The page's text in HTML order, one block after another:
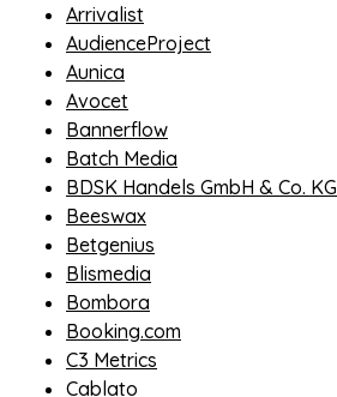
Arrivalist
AudienceProject
Aunica
Avocet
Bannerflow
Batch Media
BDSK Handels GmbH & Co. KG
Beeswax
Betgenius
Blismedia
Bombora
Booking.com
C3 Metrics
Cablato